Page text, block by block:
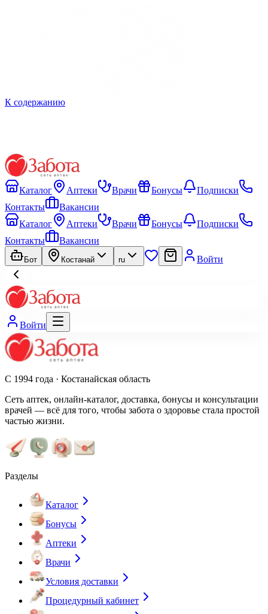
К содержанию
Каталог Аптеки Врачи Бонусы
Подписки
Контакты
Вакансии
Каталог
Аптеки Врачи Бонусы
Подписки
Контакты
Вакансии
Бот Костанай ru Войти
Войти
С 1994 года · Костанайская область
Сеть аптек, онлайн-каталог, доставка, бонусы и консультации
врачей — всё для того, чтобы забота о здоровье стала простой
частью жизни.
Разделы
Каталог
Бонусы
Аптеки
Врачи
Условия доставки
Процедурный кабинет